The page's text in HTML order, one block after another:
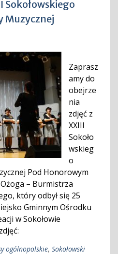
Sokołowskiego
Muzycznej
Zaprasz
amy do
obejrze
nia
zdjęć z
XXIII
Sokoło
wskieg
o
Pod Honorowym
– Burmistrza
który odbył się 25
Gminnym Ośrodku
w Sokołowie
ogólnopolskie, Sokołowski